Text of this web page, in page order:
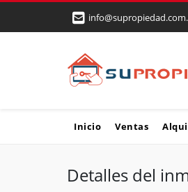
Inicio Ventas
Detalles del